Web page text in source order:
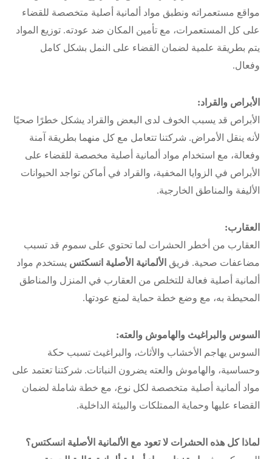
مواقع مستعمراته ونطبق مواد ألمانية أصلية متخصصة للقضاء
على كل المستعمرات، مع تأمين المكان ضد عودته. توزيع المواد
يتم بطريقة علمية لضمان القضاء على النمل بشكل كامل
وفعال.
الأبراص والقراد:
الأبراص قد يسبب الخوف لدى البعض والقراد يشكل خطرًا صحيًا
لأنه ينقل الأمراض. شركتنا تتعامل مع كل منهما بطريقة آمنة
وفعالة، مع استخدام مواد ألمانية أصلية مخصصة للقضاء على
الأبراص في الزوايا المخفية، والقراد في أماكن تواجد الحيوانات
الأليفة والمناطق الخارجية.
العقارب:
العقارب من أخطر الحشرات لما تحتوي على سموم قد تسبب
مضاعفات صحية. فريق الألمانية الأصلية انسكتس يستخدم مواد
ألمانية أصلية فعالة للتخلص من العقارب في المنزل والمناطق
المحيطة به، مع وضع خطة حماية لمنع عودتها.
السوس والبراغيث والهاموش والعته:
السوس يهاجم الأخشاب والأثاث، والبراغيث تسبب حكة
وحساسية، والهاموش والعته يضرون النباتات. شركتنا تعتمد على
مواد ألمانية أصلية متخصصة لكل نوع، مع خطة شاملة لضمان
القضاء عليها وحماية الممتلكات والبيئة الداخلية.
لماذا كل هذه الحشرات لا تعود مع الألمانية الأصلية انسكتس؟